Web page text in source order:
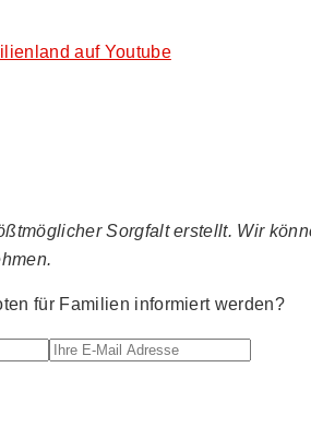
auf Youtube
Sorgfalt erstellt. Wir
für Familien informiert werden?
Ihre E-Mail Adresse